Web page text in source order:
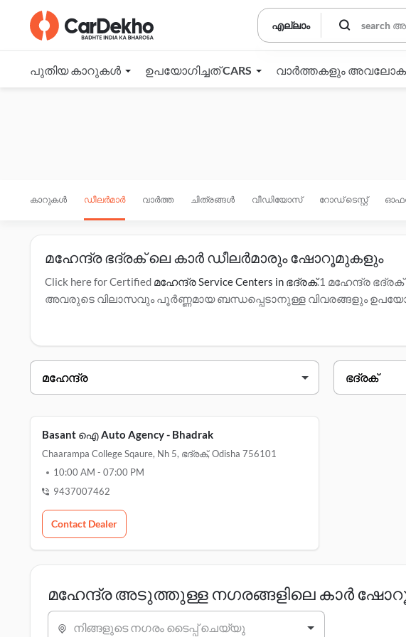
എല്ലാം
പുതിയ കാറുകൾ ഉപയോഗിച്ചത് CARS വാർത്തകളും
കാറുകൾ ഡീലർമാർ വാർത്ത ചിത്രങ്ങൾ വീഡിയോസ് റോഡ് ടെസ്റ്റ്
മഹേന്ദ്ര ഭദ്രക് ലെ കാർ ഡീലർമാരും ഷോറൂമുകളും
Click here for Certified മഹേന്ദ്ര Service Centers in ഭദ്രക്.1 മഹേന്ദ്ര
അവരുടെ വിലാസവും പൂർണ്ണമായ ബന്ധപ്പെടാനുള്ള വിവരങ്ങളും
ഡീലറുടെ പേര്
Basant ഐ Auto Agency - Bhadrak
Chaarampa College Sqaure, Nh 5, ഭദ്രക്, Odisha 756101
10:00 AM - 07:00 PM
9437007462
Contact Dealer
മഹേന്ദ്ര അടുത്തുള്ള നഗരങ്ങളിലെ കാർ
നിങ്ങളുടെ നഗരം ടൈപ്പ് ചെയ്യു